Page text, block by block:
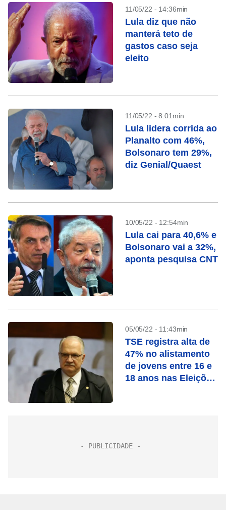
11/05/22 - 14:36min
Lula diz que não
manterá teto de
gastos caso seja
eleito
11/05/22 - 8:01min
Lula lidera corrida ao
Planalto com 46%,
Bolsonaro tem 29%,
diz Genial/Quaest
10/05/22 - 12:54min
Lula cai para 40,6% e
Bolsonaro vai a 32%,
aponta pesquisa CNT
05/05/22 - 11:43min
TSE registra alta de
47% no alistamento
de jovens entre 16 e
18 anos nas Eleições